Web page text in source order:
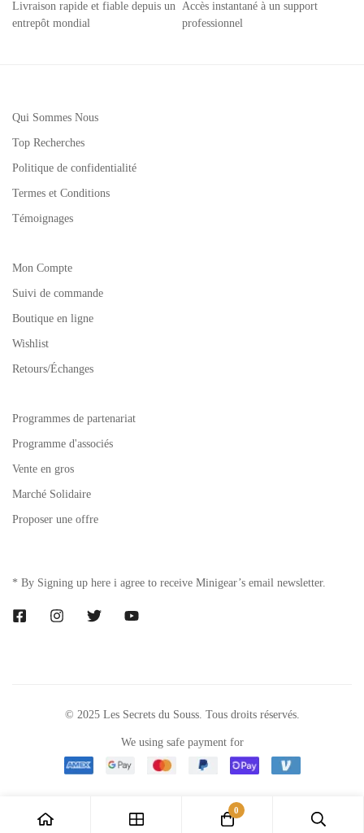
Livraison rapide et fiable depuis un
entrepôt mondial
Accès instantané à un support
professionnel
Qui Sommes Nous
Top Recherches
Politique de confidentialité
Termes et Conditions
Témoignages
Mon Compte
Suivi de commande
Boutique en ligne
Wishlist
Retours/Échanges
Programmes de partenariat
Programme d'associés
Vente en gros
Marché Solidaire
Proposer une offre
* By Signing up here i agree to receive Minigear’s email newsletter.
© 2025 Les Secrets du Souss. Tous droits réservés.
We using safe payment for
0